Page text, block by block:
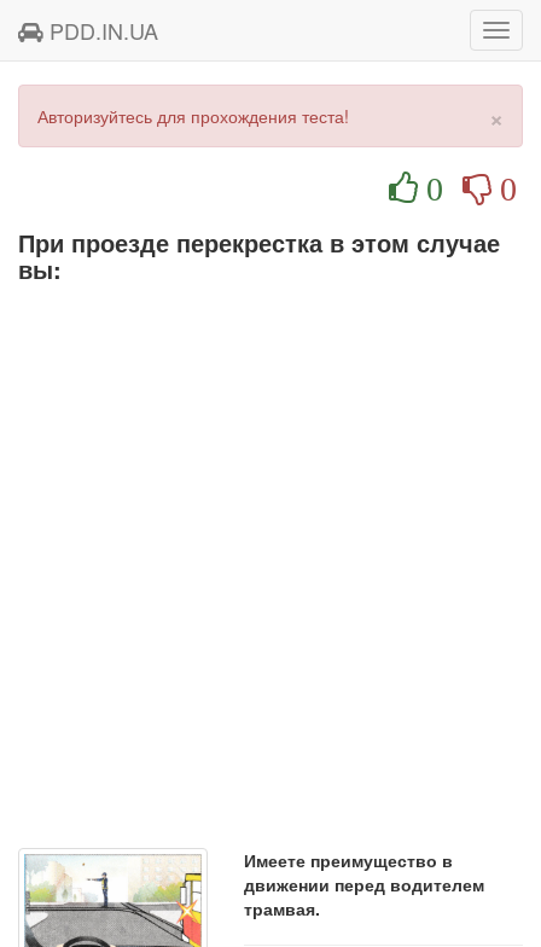
PDD.IN.UA
×
Авторизуйтесь для прохождения теста!
0 0
При проезде перекрестка в этом случае
вы:
Имеете преимущество в
движении перед водителем
трамвая.